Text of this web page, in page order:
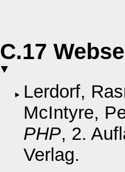
C.17
Lerdorf,
McIntyre,
PHP, 2.
Verlag.